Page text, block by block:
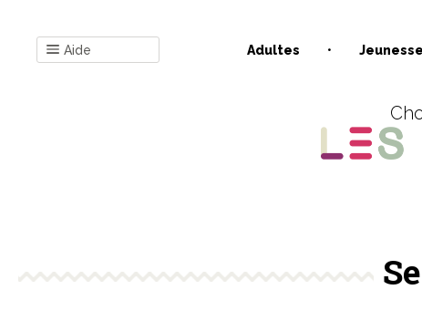
Aide Adultes Jeunesse